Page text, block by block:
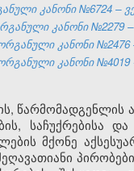
კანონი №6724 –
კანონი №2279 –
კანონი №2476
კანონი №4019
საჩუქრებისა
მქონე